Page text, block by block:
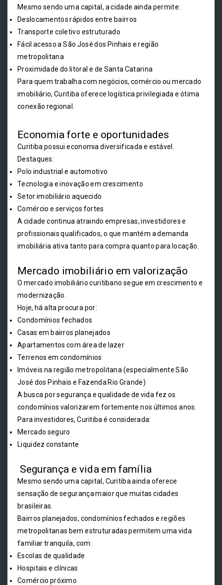
Mesmo sendo uma capital, a cidade ainda permite:
Deslocamentos rápidos entre bairros
Transporte coletivo estruturado
Fácil acesso a São José dos Pinhais e região
metropolitana
Proximidade do litoral e de Santa Catarina
Para quem trabalha com negócios, comércio ou mercado
imobiliário, Curitiba oferece logística privilegiada e ótima
conexão regional.
Economia forte e oportunidades
Curitiba possui economia diversificada e estável.
Destaques:
Polo industrial e automotivo
Tecnologia e inovação em crescimento
Setor imobiliário aquecido
Comércio e serviços fortes
A cidade continua atraindo empresas, investidores e
profissionais qualificados, o que mantém a demanda
imobiliária ativa tanto para compra quanto para locação.
Mercado imobiliário em valorização
O mercado imobiliário curitibano segue em crescimento e
modernização.
Hoje, há alta procura por:
Condomínios fechados
Casas em bairros planejados
Apartamentos com área de lazer
Terrenos em condomínios
Imóveis na região metropolitana (especialmente São
José dos Pinhais e Fazenda Rio Grande)
A busca por segurança e qualidade de vida fez os
condomínios valorizarem fortemente nos últimos anos.
Para investidores, Curitiba é considerada:
Mercado seguro
Liquidez constante
Segurança e vida em família
Mesmo sendo uma capital, Curitiba ainda oferece
sensação de segurança maior que muitas cidades
brasileiras.
Bairros planejados, condomínios fechados e regiões
metropolitanas bem estruturadas permitem uma vida
familiar tranquila, com:
Escolas de qualidade
Hospitais e clínicas
Comércio próximo